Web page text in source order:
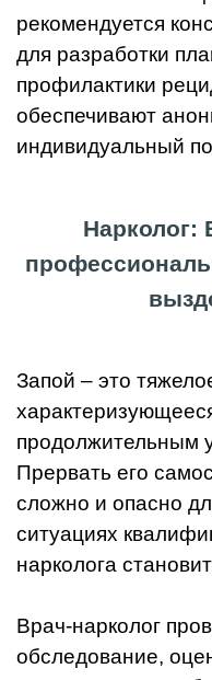
рекомендуется
для разработки
профилактики
обеспечивают
индивидуальный
Нарколог:
Запой – это
продолжительным
Прервать его
сложно и опасно
ситуациях
нарколога
Врач-нарколог
обследование,